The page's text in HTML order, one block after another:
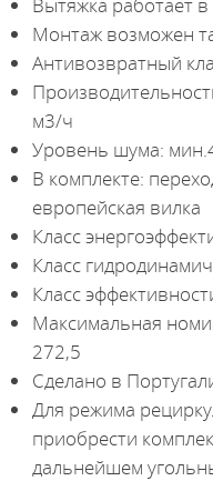
Монтаж возможен
Антивозвратный
м3/ч
Уровень шума:
В комплекте:
европейская вилка
Класс
Класс
Класс
Максимальная
272,5
Сделано в
Для режима
приобрести
дальнейшем